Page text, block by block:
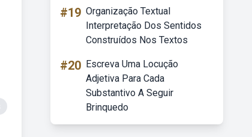
#19 Organização Textual
Interpretação Dos Sentidos
Construídos Nos Textos
#20 Escreva Uma Locução
Adjetiva Para Cada
Substantivo A Seguir
Brinquedo